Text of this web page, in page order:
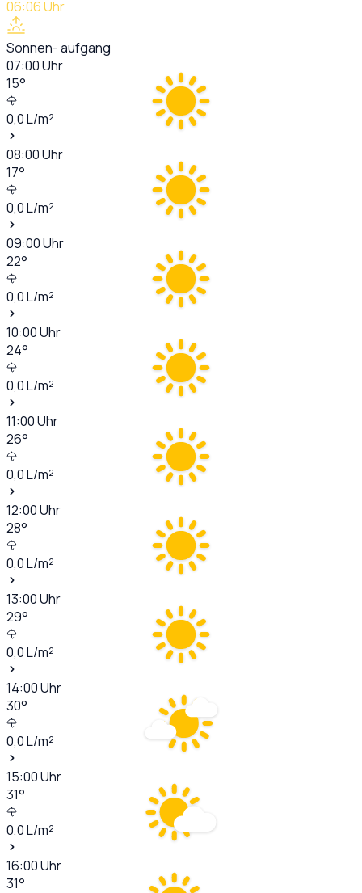
06:06Uhr
Sonnen- aufgang
07:00Uhr
15°
0,0L/m²
08:00Uhr
17°
0,0L/m²
09:00Uhr
22°
0,0L/m²
10:00Uhr
24°
0,0L/m²
11:00Uhr
26°
0,0L/m²
12:00Uhr
28°
0,0L/m²
13:00Uhr
29°
0,0L/m²
14:00Uhr
30°
0,0L/m²
15:00Uhr
31°
0,0L/m²
16:00Uhr
31°